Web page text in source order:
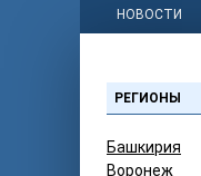
НОВОСТИ
РЕГИОНЫ
Башкирия
Воронеж